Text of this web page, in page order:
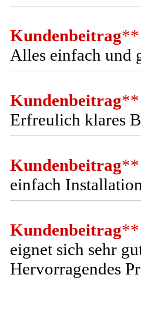
Kundenbeitrag**
Alles einfach und
Kundenbeitrag**
Erfreulich klares
Kundenbeitrag**
einfach
Kundenbeitrag**
eignet sich sehr
Hervorragendes